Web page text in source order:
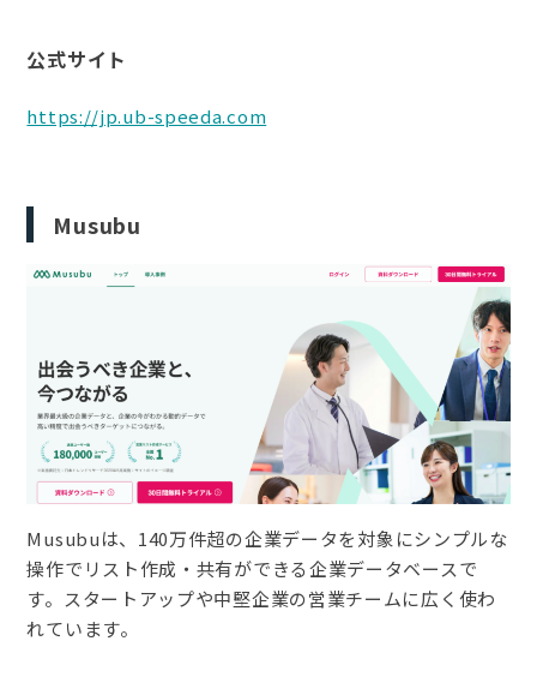
公式サイト
https://jp.ub-speeda.com
Musubu
Musubuは、140万件超の企業データを対象にシンプルな
操作でリスト作成・共有ができる企業データベースで
す。スタートアップや中堅企業の営業チームに広く使わ
れています。